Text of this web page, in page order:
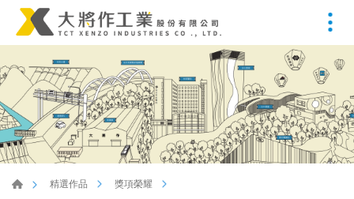
精選作品
獎項榮耀